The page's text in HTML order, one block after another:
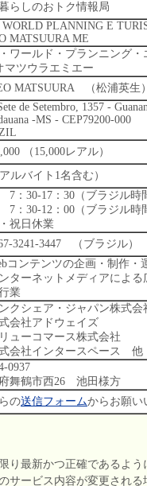
らしのおトク情報局
PLANNING E
MATSUURA ME
ワールド・プランニング・
マツウラエミエー
MATSUURA （松浦英生）
de Setembro, 1357 -
-MS - CEP79200-000
（15,000レアル）
ルバイト1名含む）
：30-17：30（ブラジル時
：30-12：00（ブラジル時
祝日休業
3241-3447 （ブラジル）
コンテンツの企画・制作・
ターネットメディアによる
業
クシェア・ジャパン株式会
会社アドウェイズ
ューコマース株式会社
会社インタースペース 他
0937
舞鶴市西26 池田様方
の送信フォームからお願い
り最新かつ正確であるよ
サービス内容が変更される